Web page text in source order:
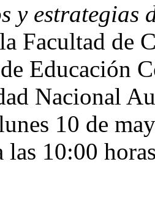
y estrategias
Facultad de
Educación
Nacional
10 de
las 10:00